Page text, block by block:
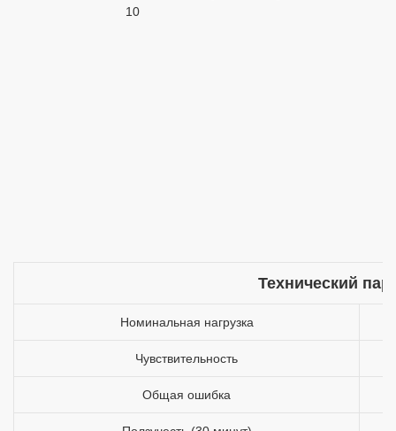
Технический
Номинальная нагрузка
Чувствительность
Общая ошибка